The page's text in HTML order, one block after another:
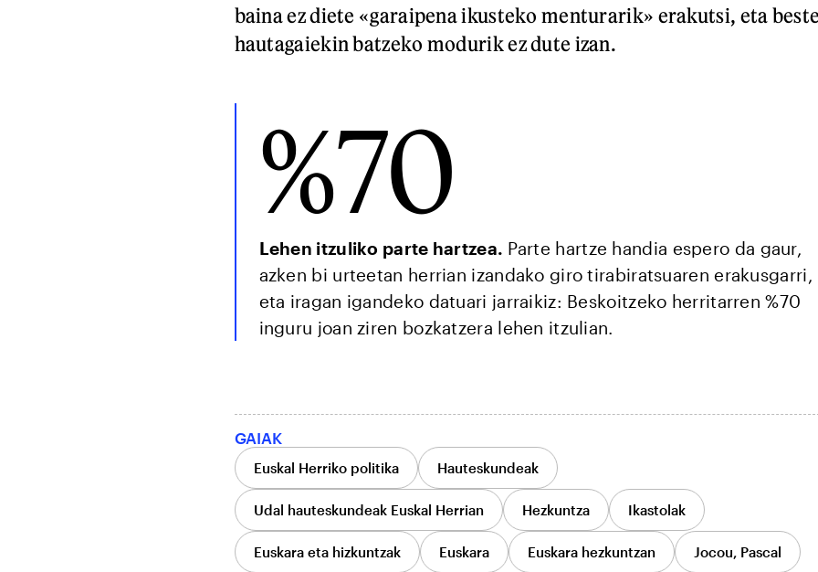
baina ez diete «garaipena ikusteko menturarik» erakutsi, eta
hautagaiekin batzeko modurik ez dute izan.
%70
Lehen itzuliko parte hartzea. Parte hartze handia espero da gaur,
azken bi urteetan herrian izandako giro tirabiratsuaren erakusgarri,
eta iragan igandeko datuari jarraikiz: Beskoitzeko herritarren %70
inguru joan ziren bozkatzera lehen itzulian.
GAIAK
Euskal Herriko politika Hauteskundeak
Udal hauteskundeak Euskal Herrian Hezkuntza Ikastolak
Euskara eta hizkuntzak Euskara Euskara hezkuntzan Jocou, Pascal